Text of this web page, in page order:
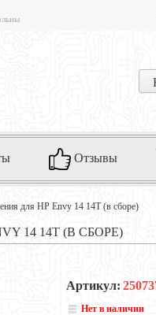
Отзывы
для HP Envy 14 14T (в сборе)
14 14T (В СБОРЕ)
Артикул:
Нет в наличии